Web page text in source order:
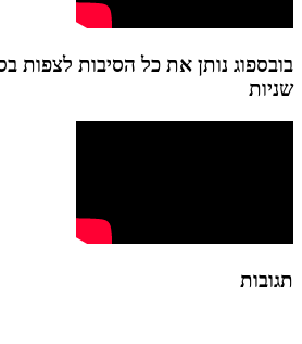
שניות
תגובות